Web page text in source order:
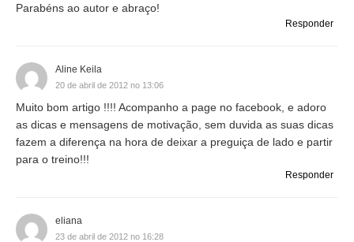
Parabéns ao autor e abraço!
Responder
Aline Keila
20 de abril de 2012 no 13:06
Muito bom artigo !!!! Acompanho a page no facebook, e adoro
as dicas e mensagens de motivação, sem duvida as suas dicas
fazem a diferença na hora de deixar a preguiça de lado e partir
para o treino!!!
Responder
eliana
23 de abril de 2012 no 16:28